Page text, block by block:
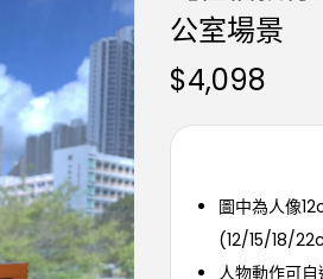
公室場景
$4,098
圖中為人像
(12/15/18/
人物動作可